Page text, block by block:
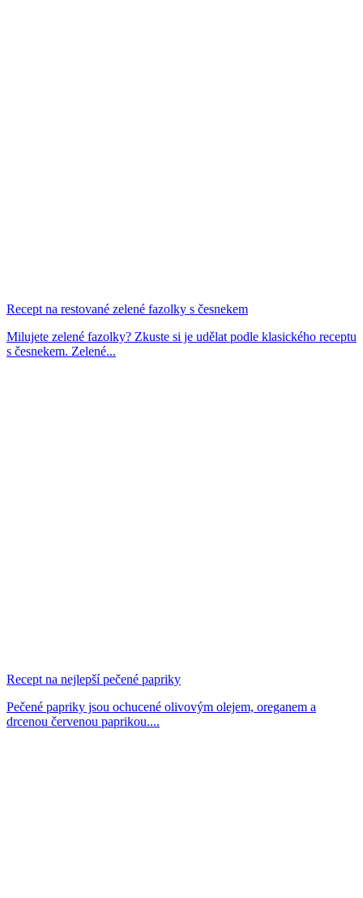
Recept na restované zelené fazolky s česnekem
Milujete zelené fazolky? Zkuste si je udělat podle klasického receptu
s česnekem. Zelené...
Recept na nejlepší pečené papriky
Pečené papriky jsou ochucené olivovým olejem, oreganem a
drcenou červenou paprikou....